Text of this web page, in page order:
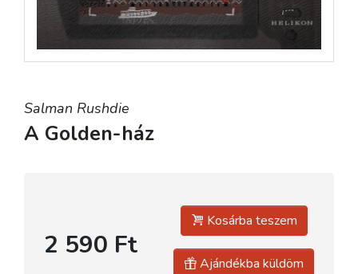
Salman Rushdie
A Golden-ház
2 590 Ft
Kosárba teszem
Ajándékba küldöm